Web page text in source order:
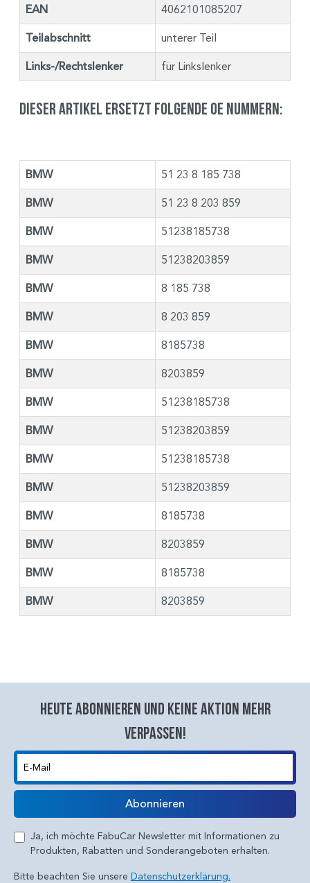
EAN 4062101085207
Teilabschnitt unterer Teil
Links-/Rechtslenker für Linkslenker
Dieser Artikel ersetzt folgende OE Nummern:
BMW 51 23 8 185 738
BMW 51 23 8 203 859
BMW 51238185738
BMW 51238203859
BMW 8 185 738
BMW 8 203 859
BMW 8185738
BMW 8203859
BMW 51238185738
BMW 51238203859
BMW 51238185738
BMW 51238203859
BMW 8185738
BMW 8203859
BMW 8185738
BMW 8203859
Heute abonnieren und keine aktion mehr
verpassen!
E-Mail
Abonnieren
Ja, ich möchte FabuCar Newsletter mit Informationen zu
Produkten, Rabatten und Sonderangeboten erhalten.
Bitte beachten Sie unsere Datenschutzerklärung.